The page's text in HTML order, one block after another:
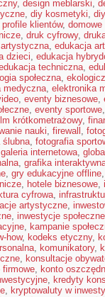
, design meblarski,
, diy kosmetyki,
klientów,
, druk cyfrowy,
, edukacja
dzieci, edukacja
techniczna,
społeczna,
medyczna, elektronika
, eventy biznesowe,
, eventy sportowe
krótkometrażowy,
nauki, firewall ,
ślubna, fotografia
galeria internetowa,
, grafika
, gry edukacyjne offline
, hotele biznesowe,
cyfrowa,
artystyczne,
, inwestycje społeczne
, kampanie
how, kodeks etyczny,
, komunikatory,
, konsultacje
firmowe, konto
, kredyty
, kryptowaluty w